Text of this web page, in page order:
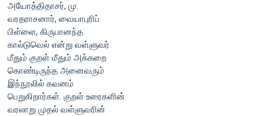
அயோத்திதாசர்‌, மு.
வரதராசனார்‌, வையாபுரிப்‌
பிள்ளை, கிருபானந்த
கால்டுவெல்‌ என்று வள்ளுவர்‌
மீதும்‌ குறள்‌ மீதும்‌ அக்கறை
கொண்டிருந்த அனைவரும்‌
இந்நூலில்‌ கவனம்‌
பெறுகிறார்கள்‌. குறள்‌ உரைகளின்‌
வரலாறு முதல்‌ வள்ளுவரின்‌